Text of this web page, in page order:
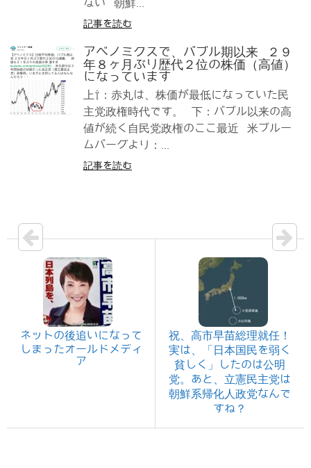
ない 朝鮮...
記事を読む
アベノミクスで、バブル期以来 ２９
年８ヶ月ぶり歴代２位の株価（高値）
になっています
上⇧：赤丸は、株価が最低になっていた民
主党政権時代です。 下：バブル以来の高
値が続く自民党政権のここ最近 米ブルー
ムバーグより：...
記事を読む
ネットの後追いになって
しまったオールドメディ
ア
祝、高市早苗総理就任！
実は、「日本国民を弱く
貧しく」したのは公明
党。あと、立憲民主党は
朝鮮系帰化人政党なんで
すね？